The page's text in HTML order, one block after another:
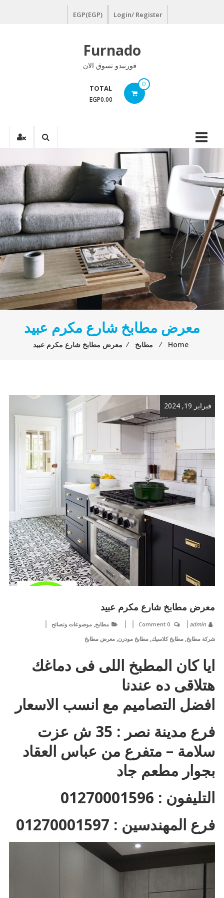
Login/ Register
EGP(EGP)
Furnado
فورنيدو تسوق الان
0
TOTAL
EGP0.00
معرض مطابخ شارع مكرم عبيد
Home
⁄ مطابخ ⁄ معرض مطابخ شارع مكرم عبيد
فبراير 19, 2024
معرض مطابخ شارع مكرم عبيد
admin
0 Comment مطابخ, موضوعات ونصائح
شركة مطابخ, مطابخ كلاسيك, مطابخ مودرن, معرض مطابخ
ايا كان المطبخ اللى فى دماغك
هتلاقى ده عندنا
افضل التصاميم مع انسب الاسعار
فرع مدينة نصر : 35 ش عزت
سلامة – متفرع من عباس العقاد
بجوار مطعم جاد
التليفون : 01270001596
فرع المهندسين : 01270001597